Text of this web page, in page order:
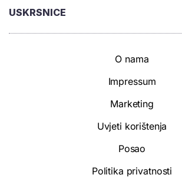
USKRSNICE
O nama
Impressum
Marketing
Uvjeti korištenja
Posao
Politika privatnosti